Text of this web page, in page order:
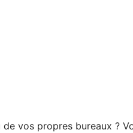
vos propres bureaux ?